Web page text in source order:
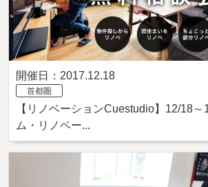
開催日：2017.12.18
首都圏
【リノベーションCuestudio】12/18
ム・リノベー...